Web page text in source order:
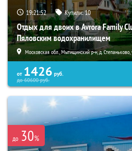
19:21:51 Купили:10
Отдых для двоих в Avrora Family
Пяловским водохранилищем
Московская обл., Мытищинский р-н, д. Степаньково,
от 1426 руб.
до60600руб.
до 30%